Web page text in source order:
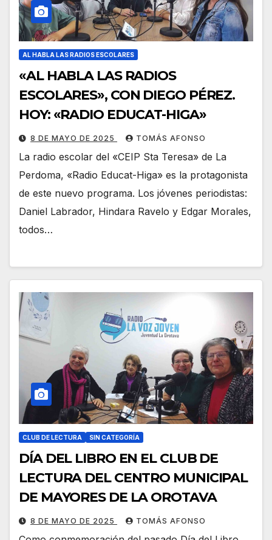
AL HABLA LAS RADIOS ESCOLARES
«AL HABLA LAS RADIOS
ESCOLARES», CON DIEGO PÉREZ.
HOY: «RADIO EDUCAT-HIGA»
8 DE MAYO DE 2025 TOMÁS AFONSO
La radio escolar del «CEIP Sta Teresa» de La
Perdoma, «Radio Educat-Higa» es la protagonista
de este nuevo programa. Los jóvenes periodistas:
Daniel Labrador, Hindara Ravelo y Edgar Morales,
todos…
CLUB DE LECTURA SIN CATEGORÍA
DÍA DEL LIBRO EN EL CLUB DE
LECTURA DEL CENTRO MUNICIPAL
DE MAYORES DE LA OROTAVA
8 DE MAYO DE 2025 TOMÁS AFONSO